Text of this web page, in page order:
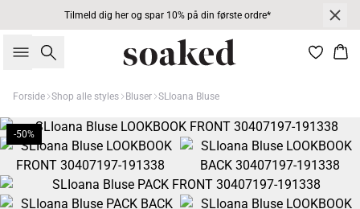
Tilmeld dig her og spar 10% på din første ordre*
Søg
Forside Shop alle styles Bluser SLIoana Bluse
-50%